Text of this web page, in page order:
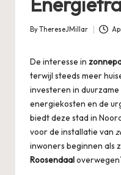
Posted
ByThereseJMillar
De interesse in
terwijl steeds meer
investeren in
energiekosten en de
biedt deze stad in
voor de installatie van
inwoners beginnen als
Roosendaal